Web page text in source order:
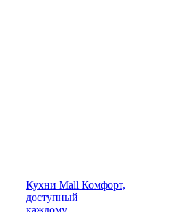
Кухни Mall Комфорт,
доступный
каждому